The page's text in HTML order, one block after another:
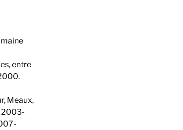
entre
Meaux,
2003-